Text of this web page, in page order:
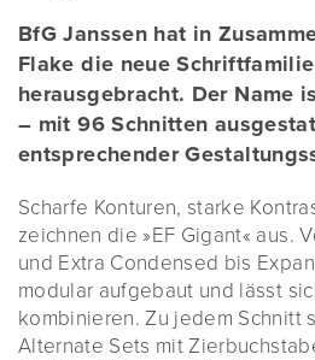
BfG Janssen hat in
Flake die neue
herausgebracht. Der Name
– mit 96 Schnitten
entsprechender
Scharfe Konturen, starke
zeichnen die »EF Gigant« aus.
und Extra Condensed bis
modular aufgebaut und lässt
kombinieren. Zu jedem Schnitt
Alternate Sets mit